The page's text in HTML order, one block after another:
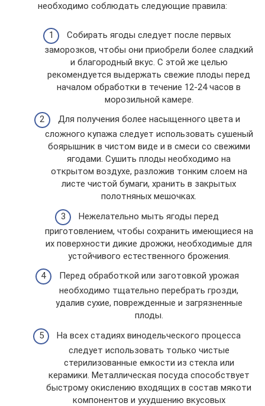
необходимо соблюдать следующие правила:
Собирать ягоды следует после первых
заморозков, чтобы они приобрели более сладкий
и благородный вкус. С этой же целью
рекомендуется выдержать свежие плоды перед
началом обработки в течение 12-24 часов в
морозильной камере.
Для получения более насыщенного цвета и
сложного купажа следует использовать сушеный
боярышник в чистом виде и в смеси со свежими
ягодами. Сушить плоды необходимо на
открытом воздухе, разложив тонким слоем на
листе чистой бумаги, хранить в закрытых
полотняных мешочках.
Нежелательно мыть ягоды перед
приготовлением, чтобы сохранить имеющиеся на
их поверхности дикие дрожжи, необходимые для
устойчивого естественного брожения.
Перед обработкой или заготовкой урожая
необходимо тщательно перебрать грозди,
удалив сухие, поврежденные и загрязненные
плоды.
На всех стадиях винодельческого процесса
следует использовать только чистые
стерилизованные емкости из стекла или
керамики. Металлическая посуда способствует
быстрому окислению входящих в состав мякоти
компонентов и ухудшению вкусовых